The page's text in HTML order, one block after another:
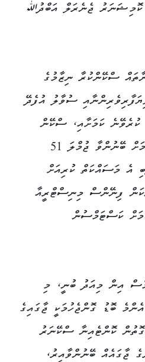
ކޮމިޝަނަރު ޖެނެރަލް އަބްދުﷲ
ސްކޭންކުރާ ނިޒާމުގެ
ސުވާލު އުފެދޭ
ކުރެވޭނެ ކަމަށާއި، ސްކޭން
ސިސްޓަމް ޤާއިމުކުރުމަށް ބޭނުންވާ ޖުމްލަ 51
އެ މަސައްކަތް ކުރިއަށް
ފިނޭންސް މިނިސްޓްރީއާ
ކަސްޓަމްސުން
އިން މިއަދު ބުނީ، މި
ބޮޑު ގޮންޖެހުމަކީ ޖާގައިގެ
ކޮންޓެއިނާ ސްކޭނަރު
10 މީޓަރުގެ ޖާގައެއް ބޭނުންވާއިރު،